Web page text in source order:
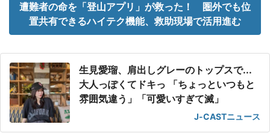
遭難者の命を「登山アプリ」が救った！ 圏外でも位
置共有できるハイテク機能、救助現場で活用進む
生見愛瑠、肩出しグレーのトップスで...
大人っぽくてドキっ 「ちょっといつもと
雰囲気違う」「可愛いすぎて滅」
J-CASTニュース